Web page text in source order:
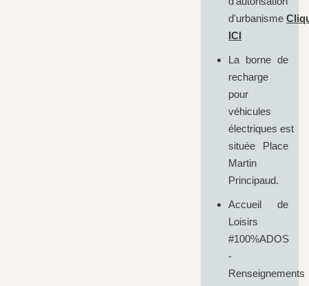
d'urbanisme
ICI
La borne de
recharge
pour
véhicules
électriques est
située Place
Martin
Principaud.
Accueil de
Loisirs
#100%ADOS
-
Renseignements